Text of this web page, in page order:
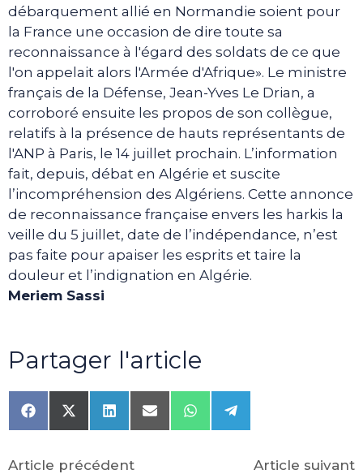
débarquement allié en Normandie soient pour
la France une occasion de dire toute sa
reconnaissance à l'égard des soldats de ce que
l'on appelait alors l'Armée d'Afrique». Le ministre
français de la Défense, Jean-Yves Le Drian, a
corroboré ensuite les propos de son collègue,
relatifs à la présence de hauts représentants de
l'ANP à Paris, le 14 juillet prochain. L’information
fait, depuis, débat en Algérie et suscite
l’incompréhension des Algériens. Cette annonce
de reconnaissance française envers les harkis la
veille du 5 juillet, date de l’indépendance, n’est
pas faite pour apaiser les esprits et taire la
douleur et l’indignation en Algérie.
Meriem Sassi
Partager l'article
Share
on
Share
on
(Twitter)
Share
on
Share
on
Share
on
Share
on
Article précédent
Article suivant